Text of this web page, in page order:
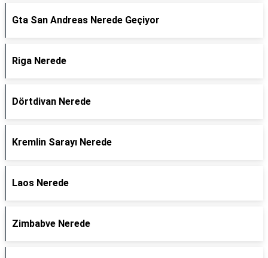
Gta San Andreas Nerede Geçiyor
Riga Nerede
Dörtdivan Nerede
Kremlin Sarayı Nerede
Laos Nerede
Zimbabve Nerede